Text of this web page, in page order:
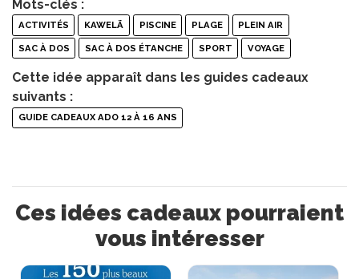
Mots-clés :
ACTIVITÉS KAWELÄ PISCINE PLAGE PLEIN AIR
SAC À DOS SAC À DOS ÉTANCHE SPORT VOYAGE
Cette idée apparaît dans les guides cadeaux
suivants :
GUIDE CADEAUX ADO 12 À 16 ANS
Ces idées cadeaux pourraient
vous intéresser